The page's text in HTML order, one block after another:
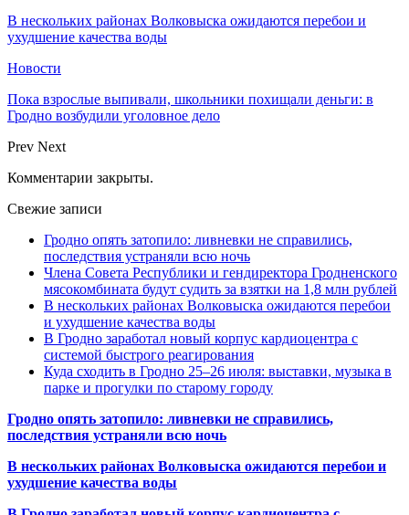
В нескольких районах Волковыска ожидаются перебои и
ухудшение качества воды
Новости
Пока взрослые выпивали, школьники похищали деньги: в
Гродно возбудили уголовное дело
Prev Next
Комментарии закрыты.
Свежие записи
Гродно опять затопило: ливневки не справились,
последствия устраняли всю ночь
Члена Совета Республики и гендиректора Гродненского
мясокомбината будут судить за взятки на 1,8 млн рублей
В нескольких районах Волковыска ожидаются перебои
и ухудшение качества воды
В Гродно заработал новый корпус кардиоцентра с
системой быстрого реагирования
Куда сходить в Гродно 25–26 июля: выставки, музыка в
парке и прогулки по старому городу
Гродно опять затопило: ливневки не справились,
последствия устраняли всю ночь
В нескольких районах Волковыска ожидаются перебои и
ухудшение качества воды